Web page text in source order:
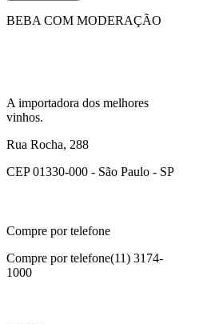
BEBA COM MODERAÇÃO
A importadora dos melhores
vinhos.
Rua Rocha, 288
CEP 01330-000 - São Paulo - SP
Compre por telefone
Compre por telefone(11) 3174-
1000